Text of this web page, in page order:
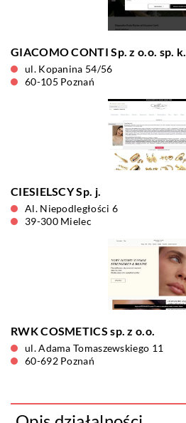
GIACOMO CONTI Sp. z o.o. sp. k.
ul. Kopanina 54/56
60-105 Poznań
CIESIELSCY Sp. j.
Al. Niepodległości 6
39-300 Mielec
RWK COSMETICS sp. z o.o.
ul. Adama Tomaszewskiego 11
60-692 Poznań